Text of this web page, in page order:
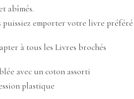
abîmés.
puissiez emporter votre livre
à tous les Livres brochés
avec un coton assorti
plastique